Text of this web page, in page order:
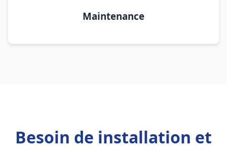
Maintenance
Besoin de installation et